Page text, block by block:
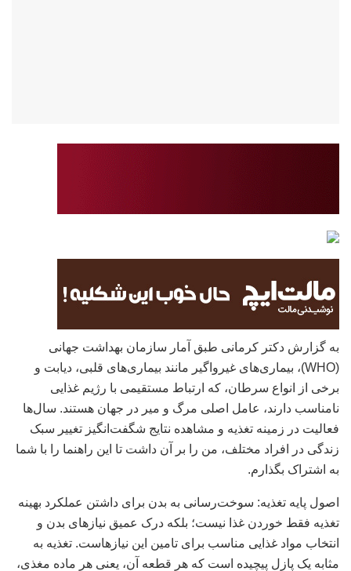
به گزارش دکتر کرمانی طبق آمار سازمان بهداشت جهانی
(WHO)، بیماری‌های غیرواگیر مانند بیماری‌های قلبی، دیابت و
برخی از انواع سرطان، که ارتباط مستقیمی با رژیم غذایی
نامناسب دارند، عامل اصلی مرگ و میر در جهان هستند. سال‌ها
فعالیت در زمینه تغذیه و مشاهده نتایج شگفت‌انگیز تغییر سبک
زندگی در افراد مختلف، من را بر آن داشت تا این راهنما را با شما
به اشتراک بگذارم.
اصول پایه تغذیه: سوخت‌رسانی به بدن برای داشتن عملکرد بهینه
تغذیه فقط خوردن غذا نیست؛ بلکه درک عمیق نیازهای بدن و
انتخاب مواد غذایی مناسب برای تامین این نیازهاست. تغذیه به
مثابه یک پازل پیچیده است که هر قطعه آن، یعنی هر ماده مغذی،